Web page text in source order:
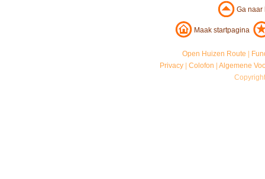
Ga
Maak startpagina
Open Huizen Route
Privacy |Colofon |Algemene